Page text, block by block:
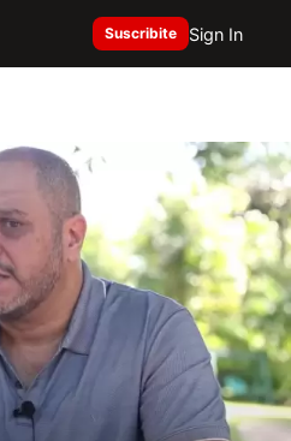
Suscribite Sign In